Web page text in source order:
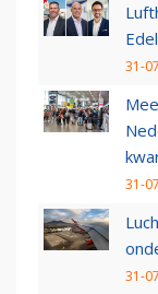
31-
31-
31-